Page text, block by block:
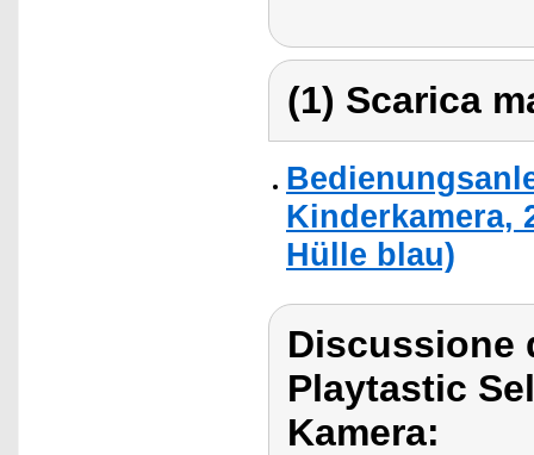
(1) Scarica
Kinderkamera,
Hülle blau)
Discussione
Playtastic
Kamera: